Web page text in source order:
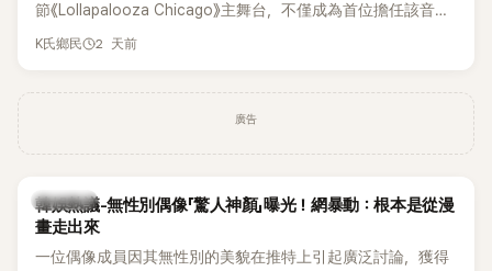
節《Lollapalooza Chicago》主舞台，不僅成為首位擔任該音樂
節Headliner（壓軸主秀）的K-POP女SOLO歌手，寫下全新紀
K氏鄉民 2 天前
廣告
熱議討論
韓娛熱議-無性別偶像「驚人神顏」曝光！網暴動：根本是從漫
畫走出來
一位偶像成員因其無性別的美貌在推特上引起廣泛討論，獲得